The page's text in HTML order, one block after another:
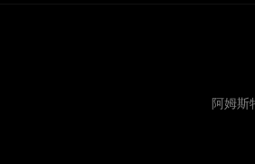
阿姆斯